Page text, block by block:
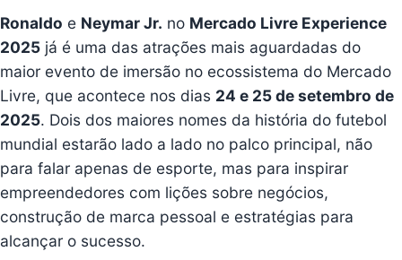
Ronaldo e Neymar Jr. no Mercado Livre Experience
2025 já é uma das atrações mais aguardadas do
maior evento de imersão no ecossistema do Mercado
Livre, que acontece nos dias 24 e 25 de setembro de
2025. Dois dos maiores nomes da história do futebol
mundial estarão lado a lado no palco principal, não
para falar apenas de esporte, mas para inspirar
empreendedores com lições sobre negócios,
construção de marca pessoal e estratégias para
alcançar o sucesso.